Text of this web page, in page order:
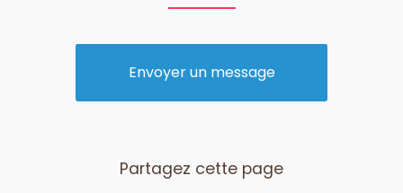
Envoyer un message
Partagez cette page